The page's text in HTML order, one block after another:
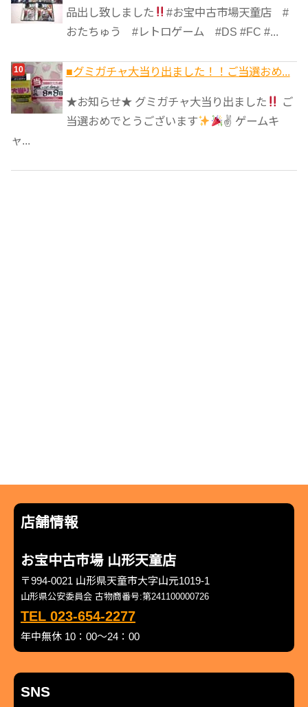
品出し致しました
#お宝中古市場天童店 #
おたちゅう #レトロゲーム #DS #FC #...
■グミガチャ大当り出ました！！ご当選おめ...
★お知らせ★ グミガチャ大当り出ました
ご
当選おめでとうございます
✌ ゲームキ
ャ...
店舗情報
お宝中古市場 山形天童店
〒994-0021 山形県天童市大字山元1019-1
山形県公安委員会 古物商番号:第241100000726
TEL 023-654-2277
年中無休 10：00～24：00
SNS